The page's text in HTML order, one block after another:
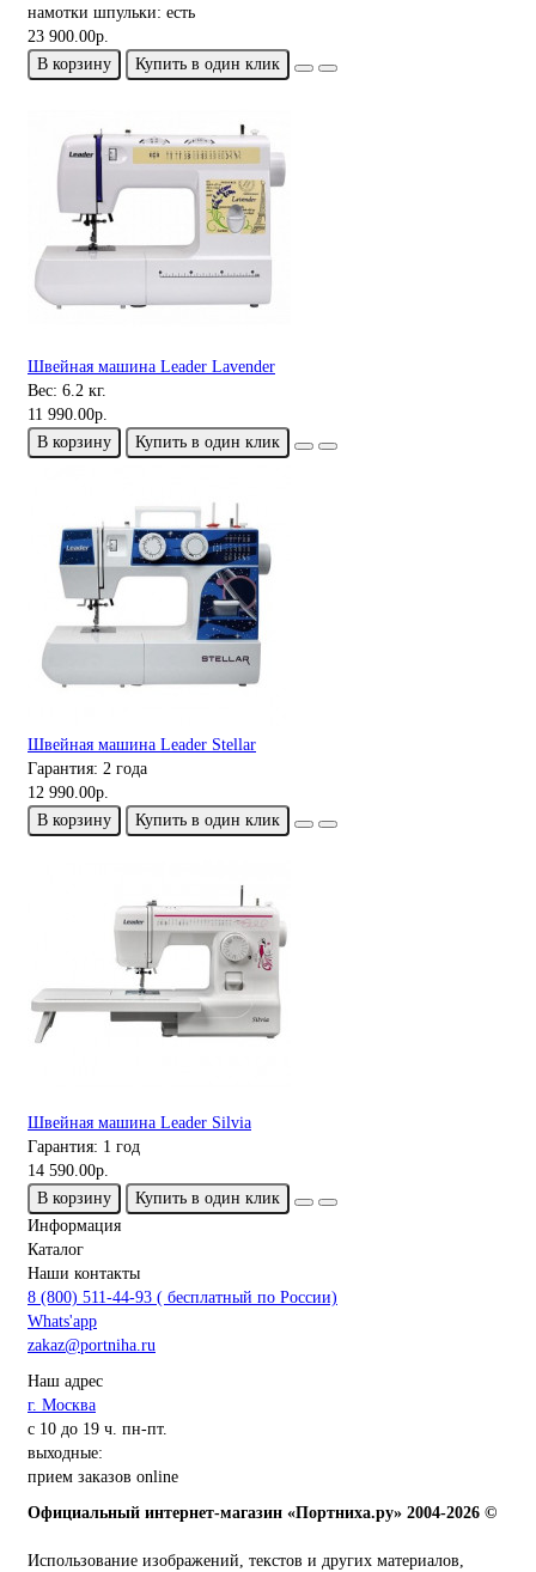
намотки шпульки: есть
23 900.00р.
В корзину
Купить в один клик
Швейная машина Leader Lavender
Вес: 6.2 кг.
11 990.00р.
В корзину
Купить в один клик
Швейная машина Leader Stellar
Гарантия: 2 года
12 990.00р.
В корзину
Купить в один клик
Швейная машина Leader Silvia
Гарантия: 1 год
14 590.00р.
В корзину
Купить в один клик
Информация
Каталог
Наши контакты
8 (800) 511-44-93 ( бесплатный по России)
Whats'app
zakaz@portniha.ru
Наш адрес
г. Москва
с 10 до 19 ч. пн-пт.
выходные:
прием заказов online
Официальный интернет-магазин «Портниха.ру» 2004-2026 ©
Использование изображений, текстов и других материалов,